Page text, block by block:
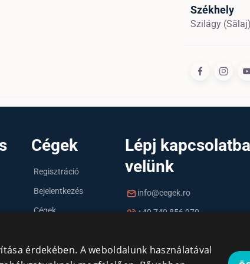
Székhely
Szilágy
Cégek
Regisztráció
Bejelentkezés
Cégek
Lépj kapcsolatba
velünk
info@cegek.ro
+40 740 856 970
érdekében. A weboldalunk használatával